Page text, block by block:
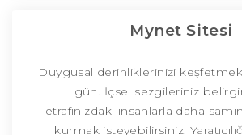
Mynet Sitesi
Duygusal derinliklerinizi
gün. İçsel sezgileriniz
etrafınızdaki insanlarla daha
kurmak isteyebilirsiniz.